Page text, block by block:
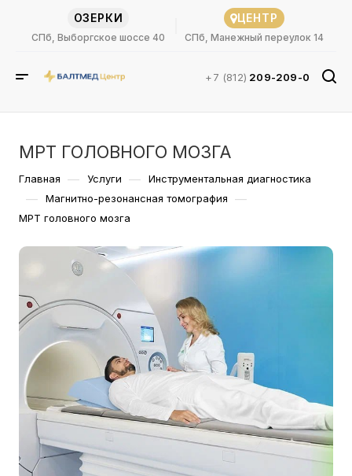
ОЗЕРКИ
СПб, Выборгское шоссе 40
ЦЕНТР
СПб, Манежный переулок 14
+7 (812) 209-209-0
МРТ ГОЛОВНОГО МОЗГА
Главная — Услуги — Инструментальная диагностика
— Магнитно-резонансная томография —
МРТ головного мозга